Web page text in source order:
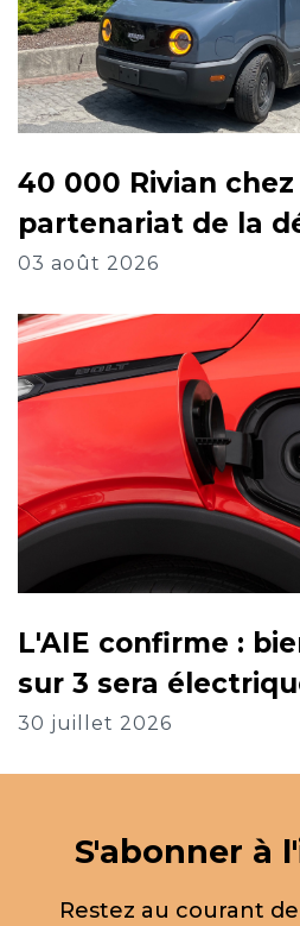
40 000 Rivian
partenariat de la
03 août 2026
L'AIE confirme :
sur 3 sera
30 juillet 2026
S'abonner à
Restez au courant